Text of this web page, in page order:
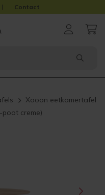
Contact
Xooon eetkamertafel
poot creme)